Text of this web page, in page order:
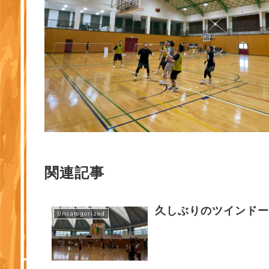
関連記事
Uncategorized 久しぶりのツインド